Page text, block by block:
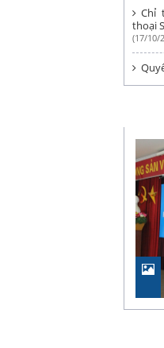
Chỉ
thoại
(17/10/
văn
tháng
(21/07/